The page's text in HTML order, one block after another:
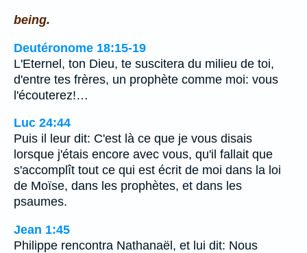
being.
Deutéronome 18:15-19
L'Eternel, ton Dieu, te suscitera du milieu de toi,
d'entre tes frères, un prophète comme moi: vous
l'écouterez!…
Luc 24:44
Puis il leur dit: C'est là ce que je vous disais
lorsque j'étais encore avec vous, qu'il fallait que
s'accomplît tout ce qui est écrit de moi dans la loi
de Moïse, dans les prophètes, et dans les
psaumes.
Jean 1:45
Philippe rencontra Nathanaël, et lui dit: Nous